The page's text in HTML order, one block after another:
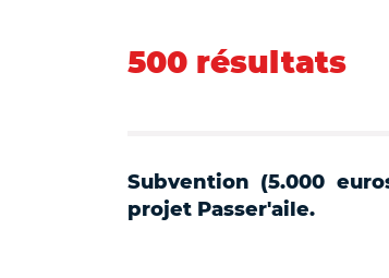
500 résultats
Subvention (5.000
projet Passer'aile.